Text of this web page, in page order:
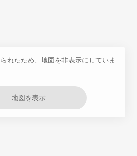
れたため、地図を非表示にしていま
地図を表示